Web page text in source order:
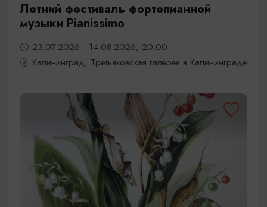
Летний фестиваль фортепианной
музыки Pianissimo
23.07.2026 - 14.08.2026, 20:00
Калининград, Третьяковская галерея в Калининграде